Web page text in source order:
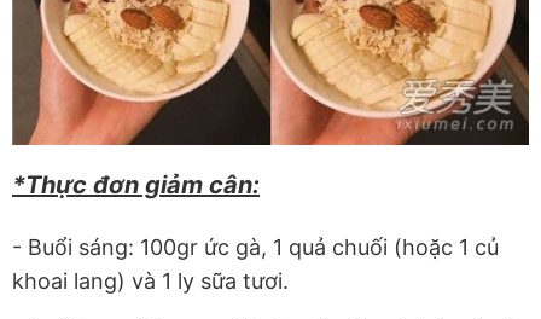
*Thực đơn giảm cân:
- Buổi sáng: 100gr ức gà, 1 quả chuối (hoặc 1 củ
khoai lang) và 1 ly sữa tươi.